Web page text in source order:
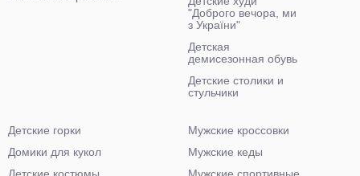
"Доброго вечора, ми
з України"
Детская
демисезонная обувь
Детские столики и
стульчики
Детские горки
Домики для кукол
Мужские кроссовки
Мужские кеды